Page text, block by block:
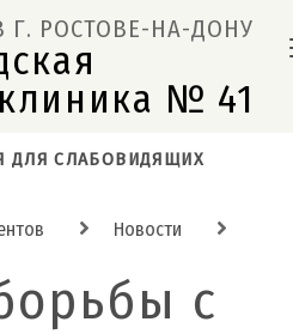
Г. РОСТОВЕ-НА-ДОНУ
№ 41
ДЛЯ СЛАБОВИДЯЩИХ
Новости
с